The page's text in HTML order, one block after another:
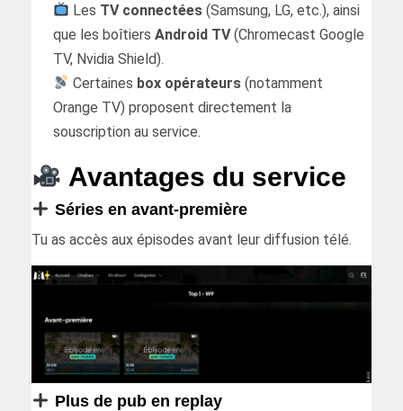
Les TV connectées (Samsung, LG, etc.), ainsi
que les boîtiers Android TV(Chromecast Google
TV, Nvidia Shield).
Certaines box opérateurs (notamment
Orange TV) proposent directement la
souscription au service.
Avantages du service
Séries en avant-première
Tu as accès aux épisodes avant leur diffusion télé.
Plus de pub en replay